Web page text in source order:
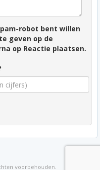
robot bent willen
geven op de
op Reactie plaatsen.
voorbehouden.